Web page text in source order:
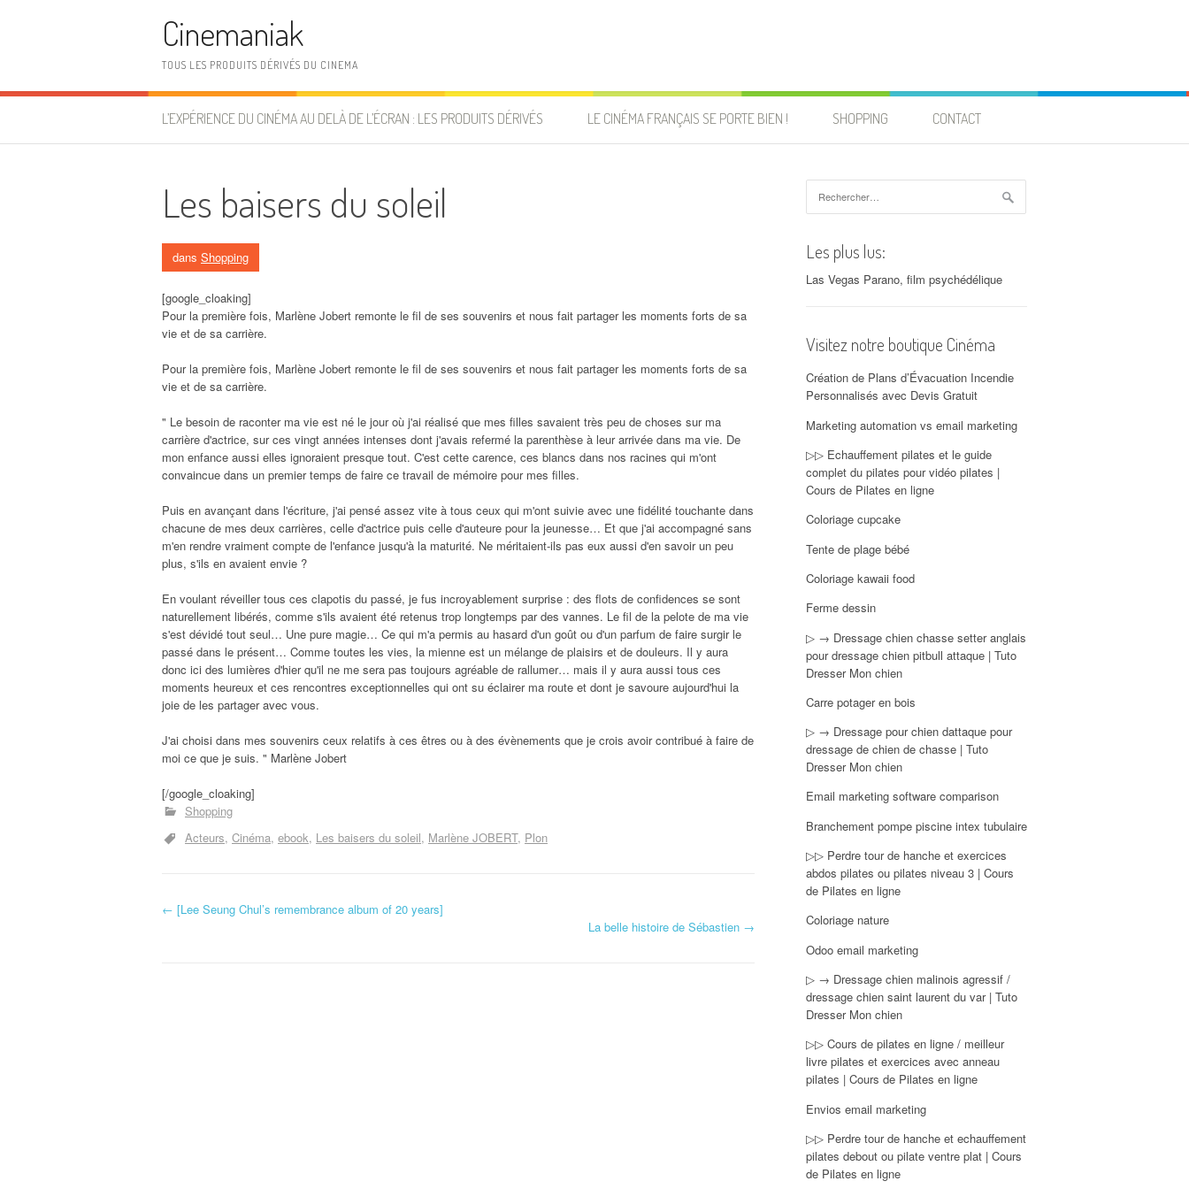
Cinemaniak
TOUS LES PRODUITS DÉRIVÉS DU CINEMA
L’EXPÉRIENCE DU CINÉMA AU DELÀ DE L’ÉCRAN : LES PRODUITS DÉRIVÉS LE CINÉMA FRANÇAIS SE PORTE BIEN ! SHOPPING CONTACT
Les baisers du soleil
dans Shopping
[google_cloaking]
Pour la première fois, Marlène Jobert remonte le fil de ses souvenirs et nous fait partager les moments forts de sa
vie et de sa carrière.
Pour la première fois, Marlène Jobert remonte le fil de ses souvenirs et nous fait partager les moments forts de sa
vie et de sa carrière.
" Le besoin de raconter ma vie est né le jour où j'ai réalisé que mes filles savaient très peu de choses sur ma
carrière d'actrice, sur ces vingt années intenses dont j'avais refermé la parenthèse à leur arrivée dans ma vie. De
mon enfance aussi elles ignoraient presque tout. C'est cette carence, ces blancs dans nos racines qui m'ont
convaincue dans un premier temps de faire ce travail de mémoire pour mes filles.
Puis en avançant dans l'écriture, j'ai pensé assez vite à tous ceux qui m'ont suivie avec une fidélité touchante dans
chacune de mes deux carrières, celle d'actrice puis celle d'auteure pour la jeunesse… Et que j'ai accompagné sans
m'en rendre vraiment compte de l'enfance jusqu'à la maturité. Ne méritaient-ils pas eux aussi d'en savoir un peu
plus, s'ils en avaient envie ?
En voulant réveiller tous ces clapotis du passé, je fus incroyablement surprise : des flots de confidences se sont
naturellement libérés, comme s'ils avaient été retenus trop longtemps par des vannes. Le fil de la pelote de ma vie
s'est dévidé tout seul… Une pure magie… Ce qui m'a permis au hasard d'un goût ou d'un parfum de faire surgir le
passé dans le présent… Comme toutes les vies, la mienne est un mélange de plaisirs et de douleurs. Il y aura
donc ici des lumières d'hier qu'il ne me sera pas toujours agréable de rallumer… mais il y aura aussi tous ces
moments heureux et ces rencontres exceptionnelles qui ont su éclairer ma route et dont je savoure aujourd'hui la
joie de les partager avec vous.
J'ai choisi dans mes souvenirs ceux relatifs à ces êtres ou à des évènements que je crois avoir contribué à faire de
moi ce que je suis. " Marlène Jobert
[/google_cloaking]
Shopping
Acteurs Cinéma ebook Les baisers du soleil Marlène JOBERT Plon
Navigation d'article
← [Lee Seung Chul’s remembrance album of 20 years]
La belle histoire de Sébastien →
Les plus lus:
Las Vegas Parano, film psychédélique
Visitez notre boutique Cinéma
Création de Plans d’Évacuation Incendie
Personnalisés avec Devis Gratuit
Marketing automation vs email marketing
▷▷ Echauffement pilates et le guide
complet du pilates pour vidéo pilates |
Cours de Pilates en ligne
Coloriage cupcake
Tente de plage bébé
Coloriage kawaii food
Ferme dessin
▷ → Dressage chien chasse setter anglais
pour dressage chien pitbull attaque | Tuto
Dresser Mon chien
Carre potager en bois
▷ → Dressage pour chien dattaque pour
dressage de chien de chasse | Tuto
Dresser Mon chien
Email marketing software comparison
Branchement pompe piscine intex tubulaire
▷▷ Perdre tour de hanche et exercices
abdos pilates ou pilates niveau 3 | Cours
de Pilates en ligne
Coloriage nature
Odoo email marketing
▷ → Dressage chien malinois agressif /
dressage chien saint laurent du var | Tuto
Dresser Mon chien
▷▷ Cours de pilates en ligne / meilleur
livre pilates et exercices avec anneau
pilates | Cours de Pilates en ligne
Envios email marketing
▷▷ Perdre tour de hanche et echauffement
pilates debout ou pilate ventre plat | Cours
de Pilates en ligne